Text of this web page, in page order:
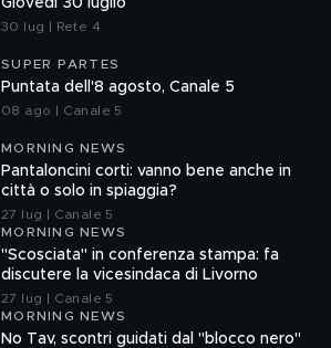
Giovedì 30 luglio
30 lug | Rete 4
SUPER PARTES
Puntata dell'8 agosto, Canale 5
08 ago | Canale 5
MORNING NEWS
Pantaloncini corti: vanno bene anche in
città o solo in spiaggia?
27 lug | Canale 5
MORNING NEWS
"Scosciata" in conferenza stampa: fa
discutere la vicesindaca di Livorno
27 lug | Canale 5
MORNING NEWS
No Tav, scontri guidati dal "blocco nero"